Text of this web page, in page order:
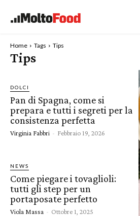
Home Tags Tips
Tips
DOLCI
Pan di Spagna, come si
prepara e tutti i segreti per la
consistenza perfetta
Virginia Fabbri - Febbraio 19, 2026
NEWS
Come piegare i tovaglioli:
tutti gli step per un
portaposate perfetto
Viola Massa - Ottobre 1, 2025